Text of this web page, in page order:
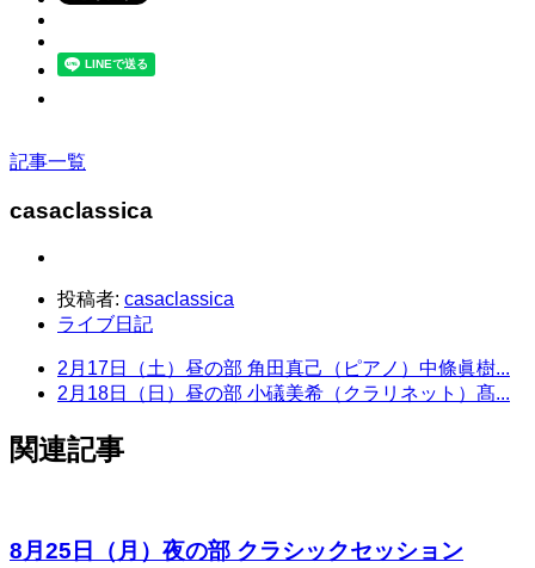
記事一覧
casaclassica
投稿者: casaclassica
ライブ日記
2月17日（土）昼の部 角田真己（ピアノ）中條眞樹...
2月18日（日）昼の部 小礒美希（クラリネット）髙...
関連記事
8月25日（月）夜の部 クラシックセッション